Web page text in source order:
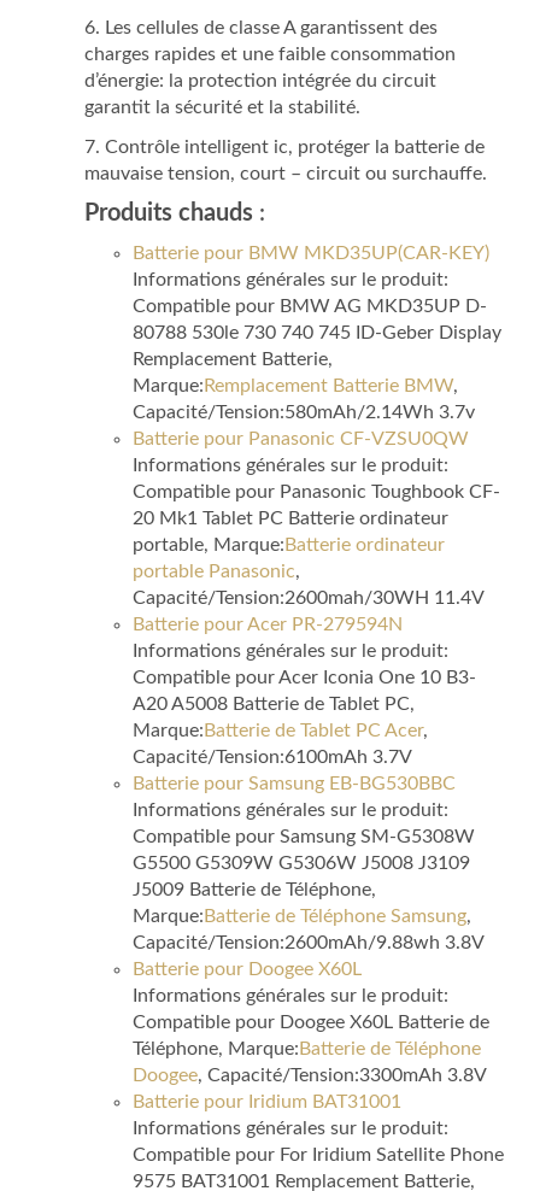
6. Les cellules de classe A garantissent des
charges rapides et une faible consommation
d’énergie: la protection intégrée du circuit
garantit la sécurité et la stabilité.
7. Contrôle intelligent ic, protéger la batterie de
mauvaise tension, court – circuit ou surchauffe.
Produits chauds :
Batterie pour BMW MKD35UP(CAR-KEY)
Informations générales sur le produit:
Compatible pour BMW AG MKD35UP D-
80788 530le 730 740 745 ID-Geber Display
Remplacement Batterie,
Marque: Remplacement Batterie BMW,
Capacité/Tension:580mAh/2.14Wh 3.7v
Batterie pour Panasonic CF-VZSU0QW
Informations générales sur le produit:
Compatible pour Panasonic Toughbook CF-
20 Mk1 Tablet PC Batterie ordinateur
portable, Marque: Batterie ordinateur
portable Panasonic,
Capacité/Tension:2600mah/30WH 11.4V
Batterie pour Acer PR-279594N
Informations générales sur le produit:
Compatible pour Acer Iconia One 10 B3-
A20 A5008 Batterie de Tablet PC,
Marque: Batterie de Tablet PC Acer,
Capacité/Tension:6100mAh 3.7V
Batterie pour Samsung EB-BG530BBC
Informations générales sur le produit:
Compatible pour Samsung SM-G5308W
G5500 G5309W G5306W J5008 J3109
J5009 Batterie de Téléphone,
Marque: Batterie de Téléphone Samsung,
Capacité/Tension:2600mAh/9.88wh 3.8V
Batterie pour Doogee X60L
Informations générales sur le produit:
Compatible pour Doogee X60L Batterie de
Téléphone, Marque: Batterie de Téléphone
Doogee, Capacité/Tension:3300mAh 3.8V
Batterie pour Iridium BAT31001
Informations générales sur le produit:
Compatible pour For Iridium Satellite Phone
9575 BAT31001 Remplacement Batterie,